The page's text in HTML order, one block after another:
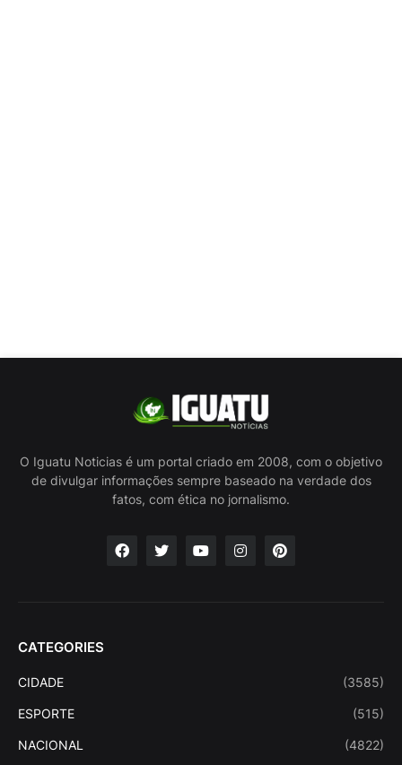
O Iguatu Noticias é um portal criado em 2008, com o objetivo
de divulgar informações sempre baseado na verdade dos
fatos, com ética no jornalismo.
CATEGORIES
CIDADE (3585)
ESPORTE (515)
NACIONAL (4822)